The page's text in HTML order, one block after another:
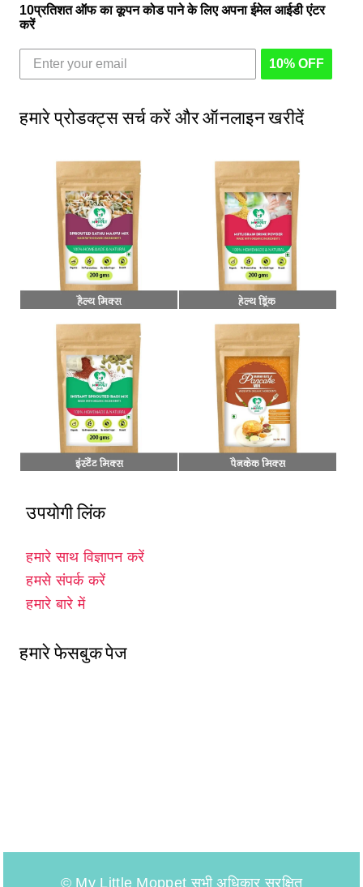
10प्रतिशत ऑफ का कूपन कोड पाने के लिए अपना ईमेल आईडी एंटर
करें
10% OFF
हमारे प्रोडक्ट्स सर्च करें और ऑनलाइन खरीदें
उपयोगी लिंक
हमारे साथ विज्ञापन करें
हमसे संपर्क करें
हमारे बारे में
हमारे फेसबुक पेज
© My Little Moppet सभी अधिकार सुरक्षित